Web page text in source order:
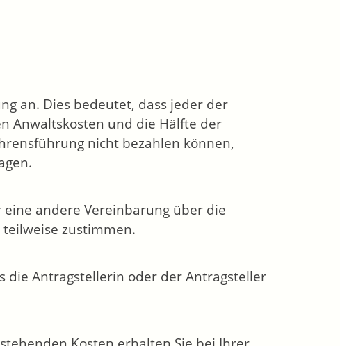
an. Dies bedeutet, dass jeder der
Anwaltskosten und die Hälfte der
nicht bezahlen können,
andere Vereinbarung über die
zustimmen.
die Antragstellerin oder der Antragsteller